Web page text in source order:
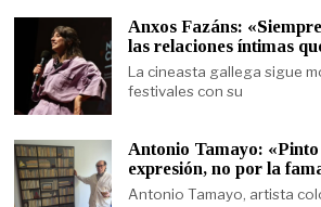
Anxos Fazáns:
las relaciones íntimas
La cineasta gallega sigue
festivales con su
Antonio Tamayo:
expresión, no por la
Antonio Tamayo, artista